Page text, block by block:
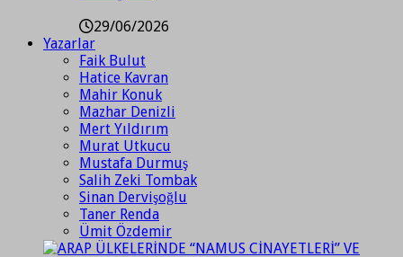
29/06/2026
Yazarlar
Faik Bulut
Hatice Kavran
Mahir Konuk
Mazhar Denizli
Mert Yıldırım
Murat Utkucu
Mustafa Durmuş
Salih Zeki Tombak
Sinan Dervişoğlu
Taner Renda
Ümit Özdemir